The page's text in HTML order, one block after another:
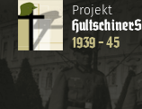
Projekt
Hultschiner
1939 - 45